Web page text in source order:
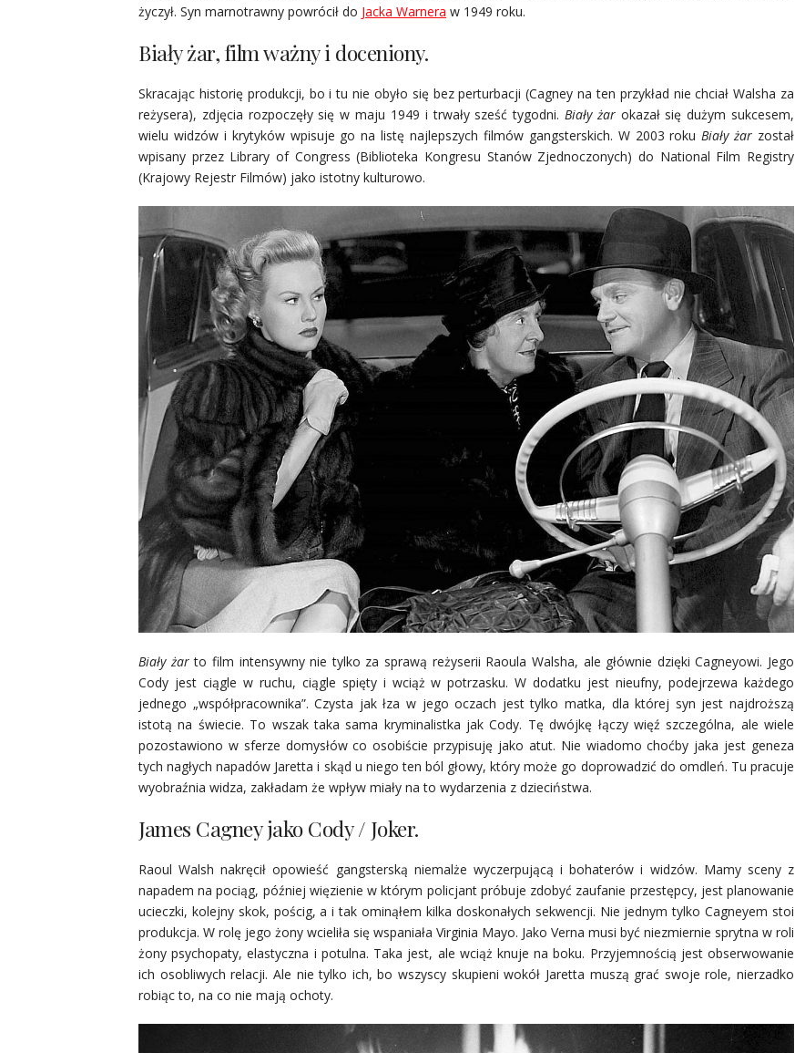
życzył. Syn marnotrawny powrócił do Jacka Warnera w 1949 roku.
Biały żar, film ważny i doceniony.
Skracając historię produkcji, bo i tu nie obyło się bez perturbacji (Cagney na ten przykład nie chciał Walsha za
reżysera), zdjęcia rozpoczęły się w maju 1949 i trwały sześć tygodni. Biały żar okazał się dużym sukcesem,
wielu widzów i krytyków wpisuje go na listę najlepszych filmów gangsterskich. W 2003 roku Biały żar został
wpisany przez Library of Congress (Biblioteka Kongresu Stanów Zjednoczonych) do National Film Registry
(Krajowy Rejestr Filmów) jako istotny kulturowo.
Biały żarto film intensywny nie tylko za sprawą reżyserii Raoula Walsha, ale głównie dzięki Cagneyowi. Jego
Cody jest ciągle w ruchu, ciągle spięty i wciąż w potrzasku. W dodatku jest nieufny, podejrzewa każdego
jednego „współpracownika”. Czysta jak łza w jego oczach jest tylko matka, dla której syn jest najdroższą
istotą na świecie. To wszak taka sama kryminalistka jak Cody. Tę dwójkę łączy więź szczególna, ale wiele
pozostawiono w sferze domysłów co osobiście przypisuję jako atut. Nie wiadomo choćby jaka jest geneza
tych nagłych napadów Jaretta i skąd u niego ten ból głowy, który może go doprowadzić do omdleń. Tu pracuje
wyobraźnia widza, zakładam że wpływ miały na to wydarzenia z dzieciństwa.
James Cagney jako Cody / Joker.
Raoul Walsh nakręcił opowieść gangsterską niemalże wyczerpującą i bohaterów i widzów. Mamy sceny z
napadem na pociąg, później więzienie w którym policjant próbuje zdobyć zaufanie przestępcy, jest planowanie
ucieczki, kolejny skok, pościg, a i tak ominąłem kilka doskonałych sekwencji. Nie jednym tylko Cagneyem stoi
produkcja. W rolę jego żony wcieliła się wspaniała Virginia Mayo. Jako Verna musi być niezmiernie sprytna w roli
żony psychopaty, elastyczna i potulna. Taka jest, ale wciąż knuje na boku. Przyjemnością jest obserwowanie
ich osobliwych relacji. Ale nie tylko ich, bo wszyscy skupieni wokół Jaretta muszą grać swoje role, nierzadko
robiąc to, na co nie mają ochoty.